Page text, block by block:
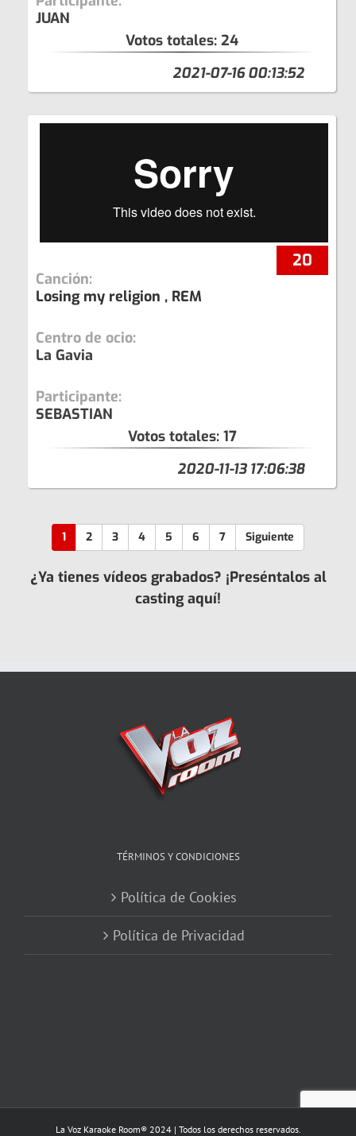
JUAN
Votos totales: 24
2021-07-16 00:13:52
20
Canción:
Losing my religion , REM
Centro de ocio:
La Gavia
Participante:
SEBASTIAN
Votos totales: 17
2020-11-13 17:06:38
1 2 3 4 5 6 7 Siguiente
¿Ya tienes vídeos grabados? ¡Preséntalos al
casting aquí!
TÉRMINOS Y CONDICIONES
Política de Cookies
Política de Privacidad
La Voz Karaoke Room® 2024 | Todos los derechos reservados.